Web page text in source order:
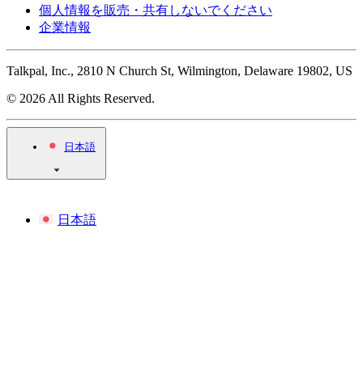
個人情報を販売・共有しないでください
企業情報
Talkpal, Inc., 2810 N Church St, Wilmington, Delaware 19802, US
© 2026 All Rights Reserved.
日本語
日本語